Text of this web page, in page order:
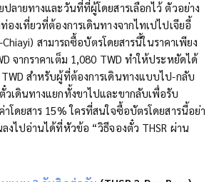
ลายทางและวันที่ที่ผู้โดยสารเลือกไว้ ตัวอย่าง
องเที่ยวที่ต้องการเดินทางจากไทเปไปเจียอี้
สามารถซื้อบัตรโดยสารนี้ในราคาเพียง
จากราคาเต็ม 1,080 TWD ทำให้ประหยัดได้
สำหรับผู้ที่ต้องการเดินทางแบบไป-กลับ
วเดินทางแยกทั้งขาไปและขากลับเพื่อรับ
โดยสาร 15% ใครที่สนใจซื้อบัตรโดยสารนี้อย่า
งไปอ่านได้ที่หัวข้อ “วิธีจองตั๋ว THSR ผ่าน